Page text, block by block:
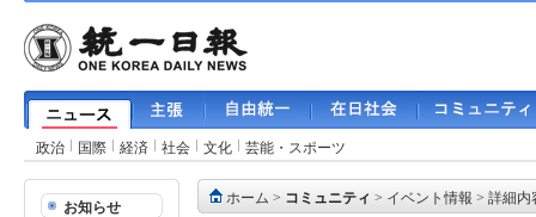
政治 国際 経済 社会 文化 芸能・スポーツ
お知らせ
ホーム > コミュニティ > イベント情報 > 詳細内